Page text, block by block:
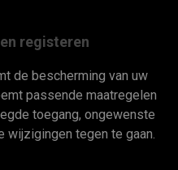
registeren
de bescherming van uw
passende maatregelen
toegang, ongewenste
wijzigingen tegen te gaan.